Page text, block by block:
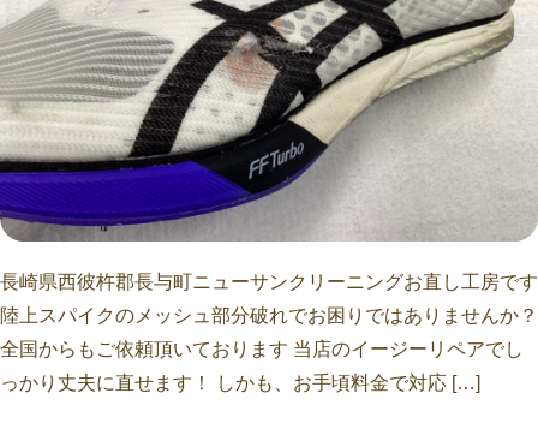
長崎県西彼杵郡長与町ニューサンクリーニングお直し工房です
陸上スパイクのメッシュ部分破れでお困りではありませんか？
全国からもご依頼頂いております 当店のイージーリペアでし
っかり丈夫に直せます！ しかも、お手頃料金で対応 […]